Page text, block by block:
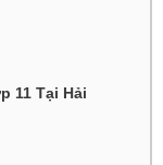
11 Tại Hải